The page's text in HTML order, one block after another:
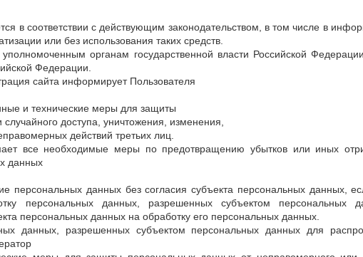
в соответствии с действующим законодательством, в том числе в
или без использования таких средств.
органам государственной власти Российской
Федерации.
сайта информирует Пользователя
и технические меры для защиты
доступа, уничтожения, изменения,
действий третьих лиц.
все необходимые меры по предотвращению убытков или иных
данных
персональных данных без согласия субъекта персональных данных,
персональных данных, разрешенных субъектом персональных
персональных данных на обработку его персональных данных.
данных, разрешенных субъектом персональных данных для